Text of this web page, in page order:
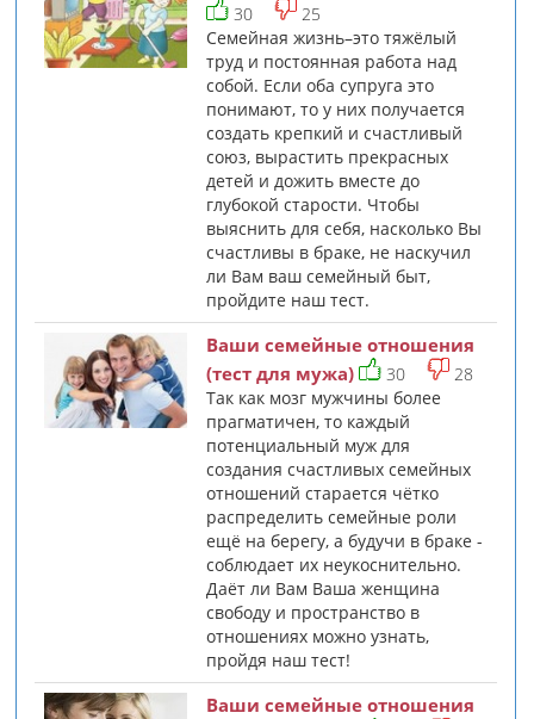
30
25
Семейная жизнь–это тяжёлый
труд и постоянная работа над
собой. Если оба супруга это
понимают, то у них получается
создать крепкий и счастливый
союз, вырастить прекрасных
детей и дожить вместе до
глубокой старости. Чтобы
выяснить для себя, насколько Вы
счастливы в браке, не наскучил
ли Вам ваш семейный быт,
пройдите наш тест.
Ваши семейные отношения
(тест для мужа)
30
28
Так как мозг мужчины более
прагматичен, то каждый
потенциальный муж для
создания счастливых семейных
отношений старается чётко
распределить семейные роли
ещё на берегу, а будучи в браке -
соблюдает их неукоснительно.
Даёт ли Вам Ваша женщина
свободу и пространство в
отношениях можно узнать,
пройдя наш тест!
Ваши семейные отношения